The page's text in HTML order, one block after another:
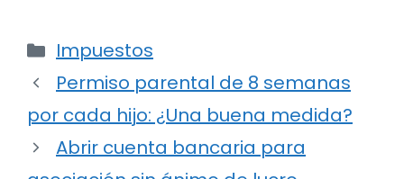
Categorías
Impuestos
Navegación
de
entradas
Permiso parental de 8 semanas
por cada hijo: ¿Una buena medida?
Abrir cuenta bancaria para